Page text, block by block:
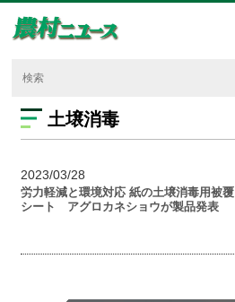
土壌消毒
2023/03/28
労力軽減と環境対応 紙の土壌消毒用被覆
シート アグロカネショウが製品発表